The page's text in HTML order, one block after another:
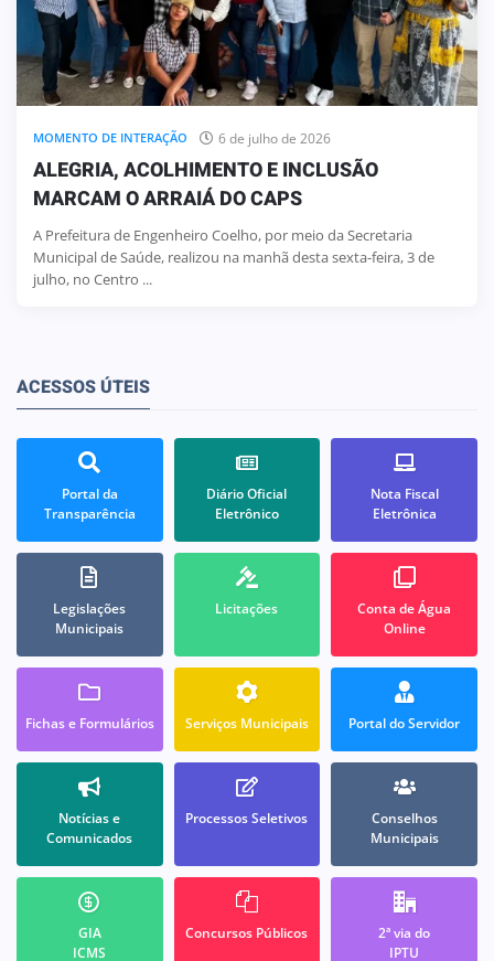
MOMENTO DE INTERAÇÃO 6 de julho de 2026
ALEGRIA, ACOLHIMENTO E INCLUSÃO
MARCAM O ARRAIÁ DO CAPS
A Prefeitura de Engenheiro Coelho, por meio da Secretaria
Municipal de Saúde, realizou na manhã desta sexta-feira, 3 de
julho, no Centro ...
ACESSOS ÚTEIS
Portal da
Transparência
Diário Oficial
Eletrônico
Nota Fiscal
Eletrônica
Legislações
Municipais
Licitações
Conta de Água
Online
Fichas e Formulários Serviços Municipais Portal do Servidor
Notícias e
Comunicados
Processos Seletivos
Conselhos
Municipais
GIA
ICMS
Concursos Públicos
2ª via do
IPTU